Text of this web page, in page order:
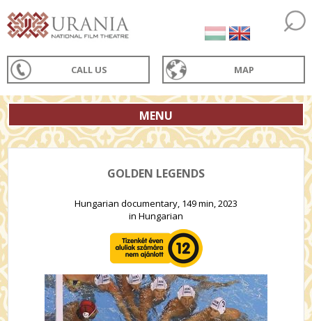
CALL US MAP
MENU
GOLDEN LEGENDS
Hungarian documentary, 149 min, 2023
in Hungarian